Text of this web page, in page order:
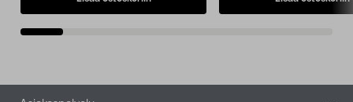
Alatunniste